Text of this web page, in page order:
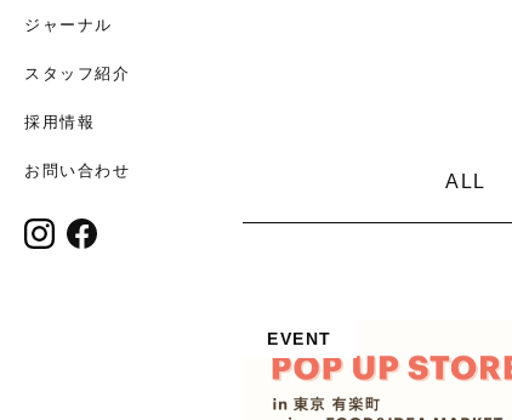
ジャーナル
スタッフ紹介
採用情報
お問い合わせ
ALL
EVENT